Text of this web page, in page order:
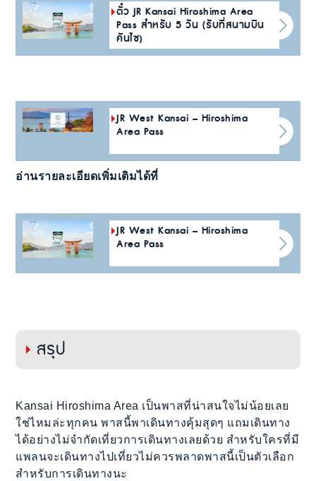
ตั๋ว JR Kansai Hiroshima Area
Pass สำหรับ 5 วัน (รับที่สนามบิน
คันไซ)
JR West Kansai – Hiroshima
Area Pass
อ่านรายละเอียดเพิ่มเติมได้ที่
JR West Kansai – Hiroshima
Area Pass
สรุป
Kansai Hiroshima Area เป็นพาสที่น่าสนใจไม่น้อยเลย
ใช่ไหมล่ะทุกคน พาสนี้พาเดินทางคุ้มสุดๆ แถมเดินทาง
ได้อย่างไม่จำกัดเที่ยวการเดินทางเลยด้วย สำหรับใครที่มี
แพลนจะเดินทางไปเที่ยวไม่ควรพลาดพาสนี้เป็นตัวเลือก
สำหรับการเดินทางนะ